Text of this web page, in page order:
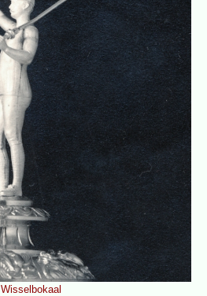
Wisselbokaal